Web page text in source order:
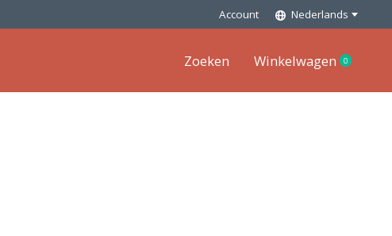
Account Nederlands
Zoeken Winkelwagen 0items